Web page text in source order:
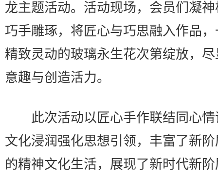
龙主题活动。活动现场，会员们凝
巧手雕琢，将匠心与巧思融入作品
精致灵动的玻璃永生花次第绽放，
意趣与创造活力。
此次活动以匠心手作联结同心情
文化浸润强化思想引领，丰富了新
的精神文化生活，展现了新时代新